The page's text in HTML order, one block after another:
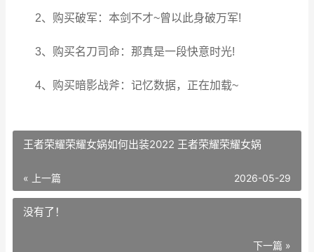
2、购买破军：本剑不才~曾以此身破万军!
3、购买名刀司命：那真是一段快意时光!
4、购买暗影战斧：记忆数据，正在加载~
王者荣耀荣耀女娲如何出装2022 王者荣耀荣耀女娲
« 上一篇 2026-05-29
没有了！
下一篇 »